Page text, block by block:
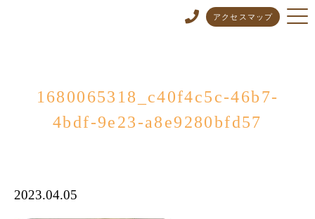
アクセスマップ
1680065318_c40f4c5c-46b7-
4bdf-9e23-a8e9280bfd57
2023.04.05